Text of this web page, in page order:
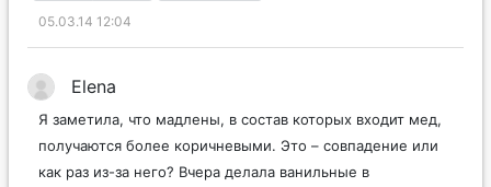
05.03.14 12:04
Elena
Я заметила, что мадлены, в состав которых входит мед,
получаются более коричневыми. Это – совпадение или
как раз из-за него? Вчера делала ванильные в